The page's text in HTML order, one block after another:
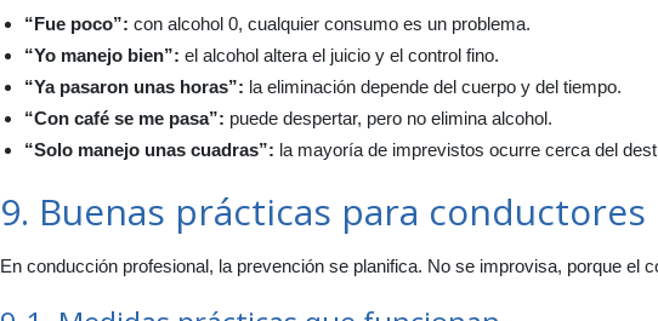
“Fue poco”: con alcohol 0, cualquier consumo es un problema.
“Yo manejo bien”: el alcohol altera el juicio y el control fino.
“Ya pasaron unas horas”: la eliminación depende del cuerpo y del tiempo.
“Con café se me pasa”: puede despertar, pero no elimina alcohol.
“Solo manejo unas cuadras”: la mayoría de imprevistos ocurre cerca del
9. Buenas prácticas para
En conducción profesional, la prevención se planifica. No se improvisa, porque el